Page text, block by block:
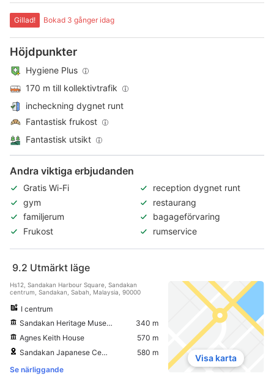
Gillad! Bokad 3 gånger idag
Höjdpunkter
Hygiene Plus
170 m till kollektivtrafik
incheckning dygnet runt
Fantastisk frukost
Fantastisk utsikt
Andra viktiga erbjudanden
Gratis Wi-Fi
reception dygnet runt
gym
restaurang
familjerum
bagageförvaring
Frukost
rumservice
9.2 Utmärkt läge
Hs12, Sandakan Harbour Square, Sandakan
centrum, Sandakan, Sabah, Malaysia, 90000
I centrum
Sandakan Heritage Museum
340 m
Agnes Keith House
570 m
Sandakan Japanese Cemetery
580 m
Se närliggande
Visa karta